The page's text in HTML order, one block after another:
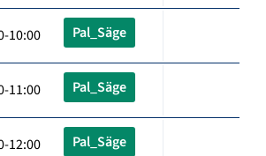
10:00 Pal_Säge
11:00 Pal_Säge
12:00 Pal_Säge